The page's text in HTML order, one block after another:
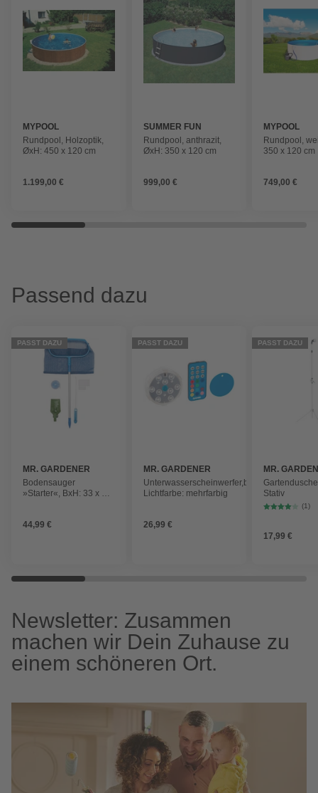
MYPOOL
Rundpool, Holzoptik,
ØxH: 450 x 120 cm
1.199,00 €
SUMMER FUN
Rundpool, anthrazit,
ØxH: 350 x 120 cm
999,00 €
MYPOOL
Rundpool,
350 x 120 cm
749,00 €
Passend dazu
PASST DAZU
MR. GARDENER
Bodensauger
»Starter«, BxH: 33 x 39
44,99 €
PASST DAZU
MR. GARDENER
Unterwasserscheinwerfer,batteriebetrieben,
Lichtfarbe: mehrfarbig
26,99 €
PASST DAZU
MR.
Stativ
(1)
17,99 €
Newsletter: Zusammen
machen wir Dein Zuhause zu
einem schöneren Ort.